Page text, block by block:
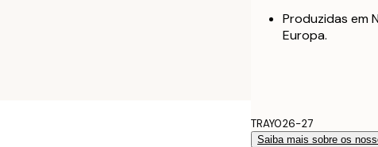
Produzidas em
Europa.
TRAY026-27
Saiba mais sobre os